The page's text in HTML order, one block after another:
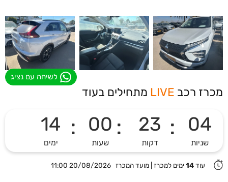
מכרז רכב LIVE מתחילים בעוד
לשיחה עם נציג
14
ימים
: 00
שעות
: 23
דקות
: 03
שניות
עוד14ימים למכרז מועד המכרז 20/08/2026 11:00